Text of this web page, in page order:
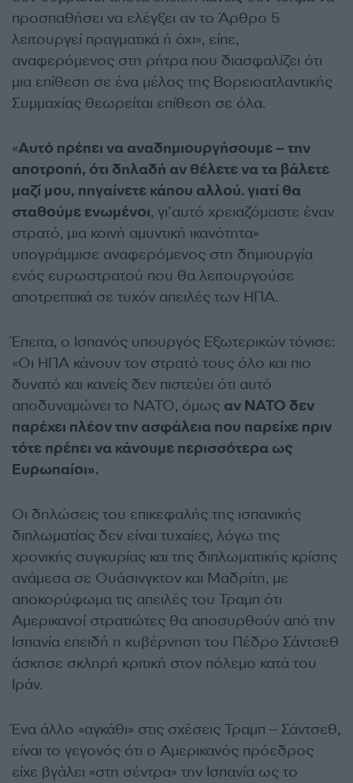
προσπαθήσει να ελέγξει αν το Άρθρο 5
λειτουργεί πραγματικά ή όχι», είπε,
αναφερόμενος στη ρήτρα που διασφαλίζει ότι
μια επίθεση σε ένα μέλος της Βορειοατλαντικής
Συμμαχίας θεωρείται επίθεση σε όλα.
«Αυτό πρέπει να αναδημιουργήσουμε – την
αποτροπή, ότι δηλαδή αν θέλετε να τα βάλετε
μαζί μου, πηγαίνετε κάπου αλλού. γιατί θα
σταθούμε ενωμένοι, γι’αυτό χρειαζόμαστε έναν
στρατό, μια κοινή αμυντική ικανότητα»
υπογράμμισε αναφερόμενος στη δημιουργία
ενός ευρωστρατού που θα λειτουργούσε
αποτρεπτικά σε τυχόν απειλές των ΗΠΑ.
Έπειτα, ο Ισπανός υπουργός Εξωτερικών τόνισε:
«Οι ΗΠΑ κάνουν τον στρατό τους όλο και πιο
δυνατό και κανείς δεν πιστεύει ότι αυτό
αποδυναμώνει το ΝΑΤΟ, όμως αν ΝΑΤΟ δεν
παρέχει πλέον την ασφάλεια που παρείχε πριν
τότε πρέπει να κάνουμε περισσότερα ως
Ευρωπαίοι».
Οι δηλώσεις του επικεφαλής της ισπανικής
διπλωματίας δεν είναι τυχαίες, λόγω της
χρονικής συγκυρίας και της διπλωματικής κρίσης
ανάμεσα σε Ουάσινγκτον και Μαδρίτη, με
αποκορύφωμα τις απειλές του Τραμπ ότι
Αμερικανοί στρατιώτες θα αποσυρθούν από την
Ισπανία επειδή η κυβέρνηση του Πέδρο Σάντσεθ
άσκησε σκληρή κριτική στον πόλεμο κατά του
Ιράν.
Ένα άλλο «αγκάθι» στις σχέσεις Τραμπ – Σάντσεθ,
είναι το γεγονός ότι ο Αμερικανός πρόεδρος
είχε βγάλει «στη σέντρα» την Ισπανία ως το